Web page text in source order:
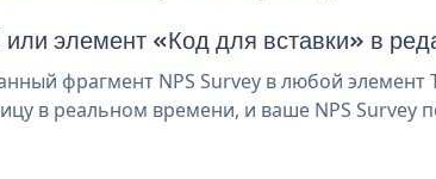
элемент «Код для вставки» в
фрагмент NPS Survey в любой
в реальном времени, и ваше NPS Survey